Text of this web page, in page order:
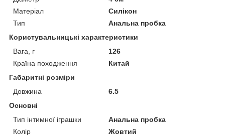
Матеріал
Силікон
Тип
Анальна пробка
Користувальницькі характеристики
Вага, г
126
Країна походження
Китай
Габаритні розміри
Довжина
6.5
Основні
Тип інтимної іграшки
Анальна пробка
Колір
Жовтий